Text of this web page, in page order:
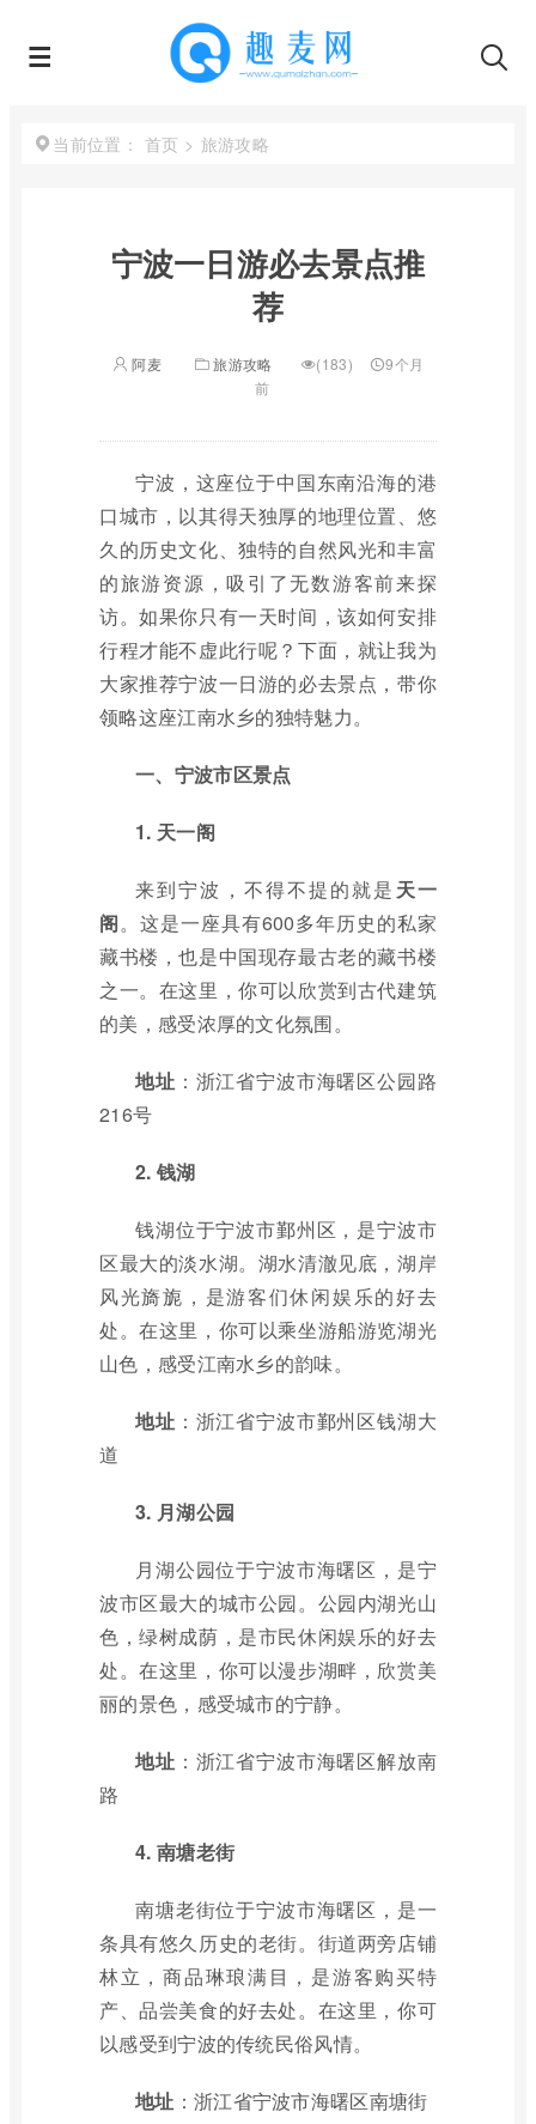
当前位置： 首页 > 旅游攻略
宁波一日游必去景点推
荐
阿麦 旅游攻略 (183)
9个月
前
宁波，这座位于中国东南沿海的港
口城市，以其得天独厚的地理位置、悠
久的历史文化、独特的自然风光和丰富
的旅游资源，吸引了无数游客前来探
访。如果你只有一天时间，该如何安排
行程才能不虚此行呢？下面，就让我为
大家推荐宁波一日游的必去景点，带你
领略这座江南水乡的独特魅力。
一、宁波市区景点
1. 天一阁
来到宁波，不得不提的就是 天一
阁。这是一座具有600多年历史的私家
藏书楼，也是中国现存最古老的藏书楼
之一。在这里，你可以欣赏到古代建筑
的美，感受浓厚的文化氛围。
地址 ：浙江省宁波市海曙区公园路
216号
2. 钱湖
钱湖位于宁波市鄞州区，是宁波市
区最大的淡水湖。湖水清澈见底，湖岸
风光旖旎，是游客们休闲娱乐的好去
处。在这里，你可以乘坐游船游览湖光
山色，感受江南水乡的韵味。
地址 ：浙江省宁波市鄞州区钱湖大
道
3. 月湖公园
月湖公园位于宁波市海曙区，是宁
波市区最大的城市公园。公园内湖光山
色，绿树成荫，是市民休闲娱乐的好去
处。在这里，你可以漫步湖畔，欣赏美
丽的景色，感受城市的宁静。
地址 ：浙江省宁波市海曙区解放南
路
4. 南塘老街
南塘老街位于宁波市海曙区，是一
条具有悠久历史的老街。街道两旁店铺
林立，商品琳琅满目，是游客购买特
产、品尝美食的好去处。在这里，你可
以感受到宁波的传统民俗风情。
地址 ：浙江省宁波市海曙区南塘街